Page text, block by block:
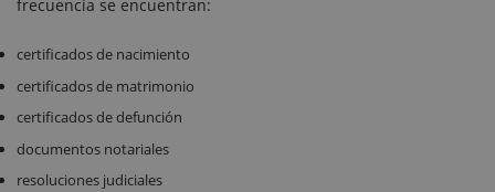
frecuencia se encuentran:
certificados de nacimiento
certificados de matrimonio
certificados de defunción
documentos notariales
resoluciones judiciales